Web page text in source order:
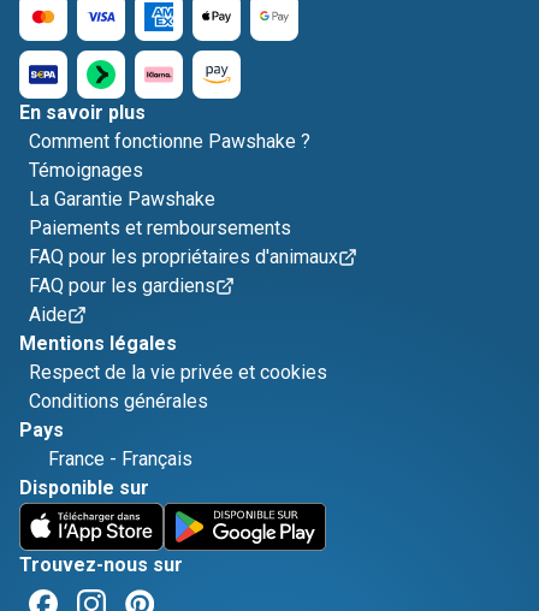
En savoir plus
Comment fonctionne Pawshake ?
Témoignages
La Garantie Pawshake
Paiements et remboursements
FAQ pour les propriétaires d'animaux
FAQ pour les gardiens
Aide
Mentions légales
Respect de la vie privée et cookies
Conditions générales
Pays
France - Français
Disponible sur
Trouvez-nous sur